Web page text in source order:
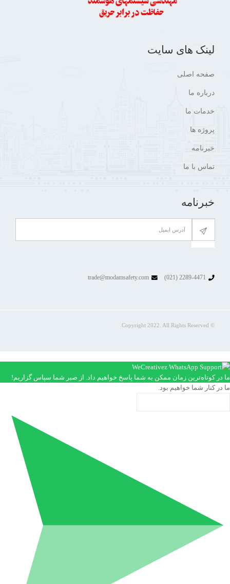
لینک های سایت
صفحه اصلی
درباره ما
خدمات ما
پروژه ها
خبرنامه
تماس با ما
خبرنامه
trade@modamsafety.com
© Copyright 2022. All Rights Reserved.
ما در کوتاه‌ترین زمان ممکن به شما پاسخ خواهیم داد. از صبر شما سپاس گزاریم!
ما در کنار شما خواهیم بود.